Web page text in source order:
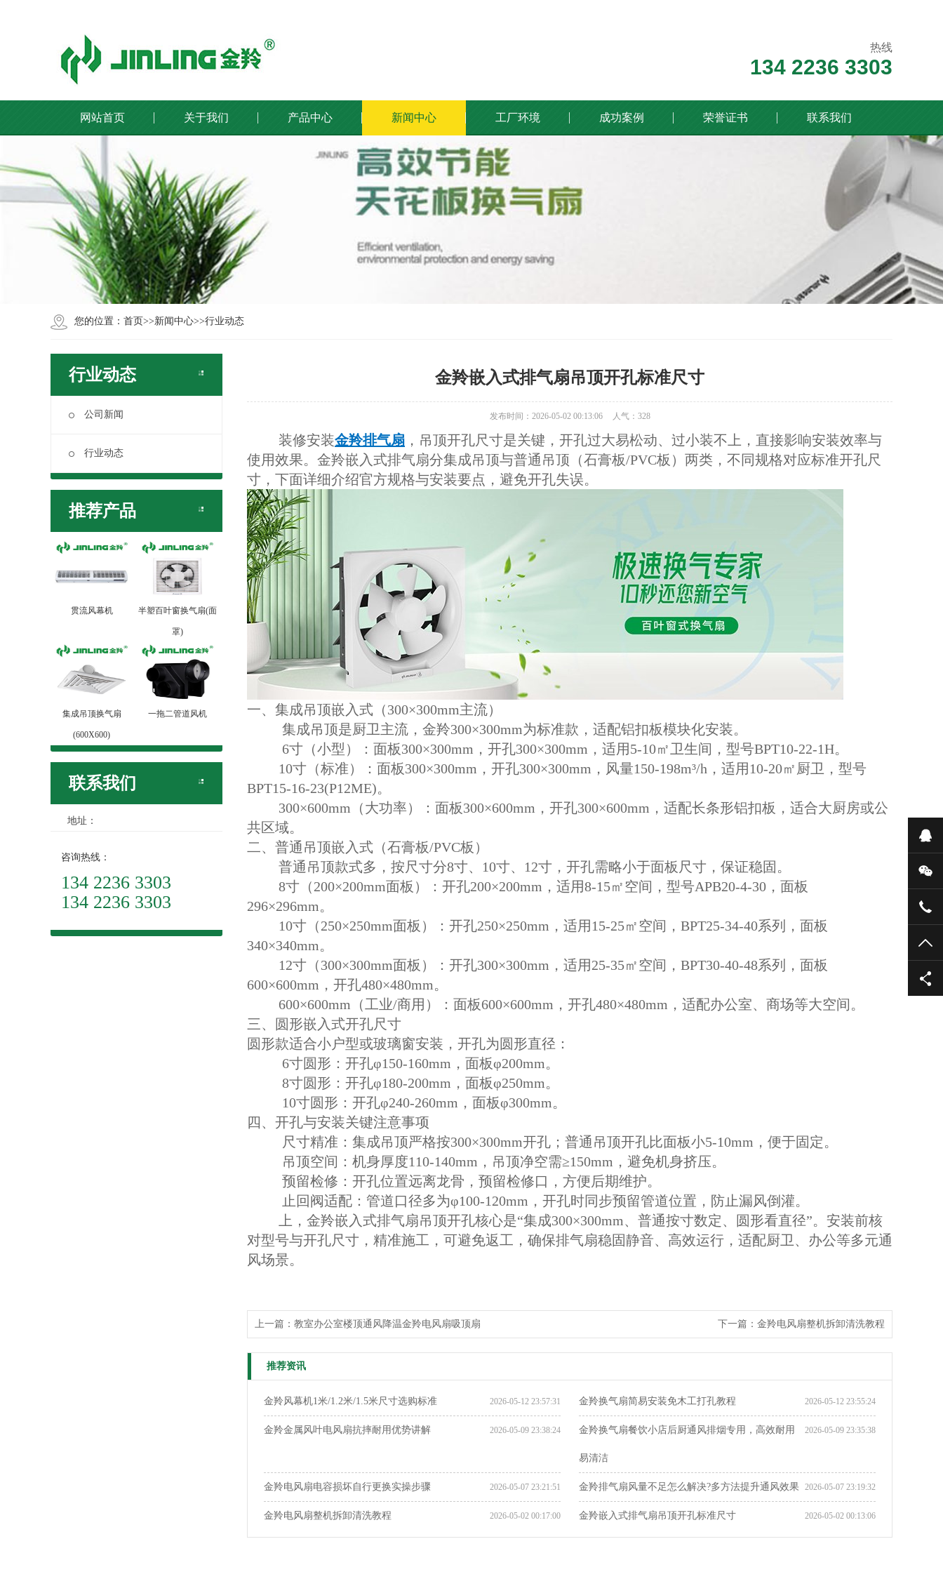
热线
134 2236 3303
网站首页 关于我们 产品中心 新闻中心 工厂环境 成功案例 荣誉证书 联系我们
您的位置： 首页>>新闻中心>>行业动态
行业动态
公司新闻
行业动态
推荐产品
贯流风幕机 半塑百叶窗换气扇(面
罩)
集成吊顶换气扇
(600X600)
一拖二管道风机
联系我们
地址：
咨询热线：
134 2236 3303
134 2236 3303
金羚嵌入式排气扇吊顶开孔标准尺寸
发布时间：2026-05-02 00:13:06 人气：328
装修安装金羚排气扇 ，吊顶开孔尺寸是关键，开孔过大易松动、过小装不上，直接影响安装效率与
使用效果。金羚嵌入式排气扇分集成吊顶与普通吊顶（石膏板/PVC板）两类，不同规格对应标准开孔尺
寸，下面详细介绍官方规格与安装要点，避免开孔失误。
一、集成吊顶嵌入式（300×300mm主流）
集成吊顶是厨卫主流，金羚300×300mm为标准款，适配铝扣板模块化安装。
6寸（小型）：面板300×300mm，开孔300×300mm，适用5-10㎡卫生间，型号BPT10-22-1H。
10寸（标准）：面板300×300mm，开孔300×300mm，风量150-198m³/h，适用10-20㎡厨卫，型号
BPT15-16-23(P12ME)。
300×600mm（大功率）：面板300×600mm，开孔300×600mm，适配长条形铝扣板，适合大厨房或公
共区域。
二、普通吊顶嵌入式（石膏板/PVC板）
普通吊顶款式多，按尺寸分8寸、10寸、12寸，开孔需略小于面板尺寸，保证稳固。
8寸（200×200mm面板）：开孔200×200mm，适用8-15㎡空间，型号APB20-4-30，面板
296×296mm。
10寸（250×250mm面板）：开孔250×250mm，适用15-25㎡空间，BPT25-34-40系列，面板
340×340mm。
12寸（300×300mm面板）：开孔300×300mm，适用25-35㎡空间，BPT30-40-48系列，面板
600×600mm，开孔480×480mm。
600×600mm（工业/商用）：面板600×600mm，开孔480×480mm，适配办公室、商场等大空间。
三、圆形嵌入式开孔尺寸
圆形款适合小户型或玻璃窗安装，开孔为圆形直径：
6寸圆形：开孔φ150-160mm，面板φ200mm。
8寸圆形：开孔φ180-200mm，面板φ250mm。
10寸圆形：开孔φ240-260mm，面板φ300mm。
四、开孔与安装关键注意事项
尺寸精准：集成吊顶严格按300×300mm开孔；普通吊顶开孔比面板小5-10mm，便于固定。
吊顶空间：机身厚度110-140mm，吊顶净空需≥150mm，避免机身挤压。
预留检修：开孔位置远离龙骨，预留检修口，方便后期维护。
止回阀适配：管道口径多为φ100-120mm，开孔时同步预留管道位置，防止漏风倒灌。
上，金羚嵌入式排气扇吊顶开孔核心是“集成300×300mm、普通按寸数定、圆形看直径”。安装前核
对型号与开孔尺寸，精准施工，可避免返工，确保排气扇稳固静音、高效运行，适配厨卫、办公等多元通
风场景。
上一篇： 教室办公室楼顶通风降温金羚电风扇吸顶扇 下一篇： 金羚电风扇整机拆卸清洗教程
推荐资讯
2026-05-12 23:57:31
金羚风幕机1米/1.2米/1.5米尺寸选购标准 2026-05-12 23:55:24
金羚换气扇简易安装免木工打孔教程
2026-05-09 23:38:24
金羚金属风叶电风扇抗摔耐用优势讲解 2026-05-09 23:35:38
金羚换气扇餐饮小店后厨通风排烟专用，高效耐用
易清洁
2026-05-07 23:21:51
金羚电风扇电容损坏自行更换实操步骤 2026-05-07 23:19:32
金羚排气扇风量不足怎么解决?多方法提升通风效果
2026-05-02 00:17:00
金羚电风扇整机拆卸清洗教程 2026-05-02 00:13:06
金羚嵌入式排气扇吊顶开孔标准尺寸
在
微